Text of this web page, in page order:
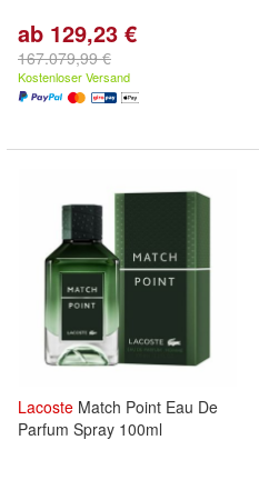
ab 129,23 €
167.079,99 €
Kostenloser Versand
Lacoste Match Point Eau De
Parfum Spray 100ml